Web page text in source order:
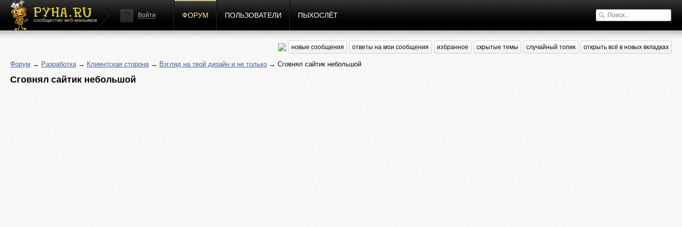
сообщество веб-маньяков
Войти ФОРУМ ПОЛЬЗОВАТЕЛИ ПЫХОСЛЁТ
новые сообщения ответы на мои сообщения избранное скрытые темы случайный топик открыть всё в новых вкладках
Форум → Разработка→ Клиентская сторона→ Взгляд на твой дизайн и не только → Сговнял сайтик небольшой
Сговнял сайтик небольшой